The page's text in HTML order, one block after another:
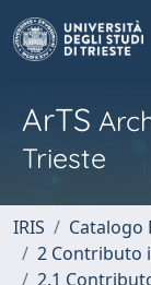
ArTS
Trieste
IRIS
Catalogo
2 Contributo
2.1